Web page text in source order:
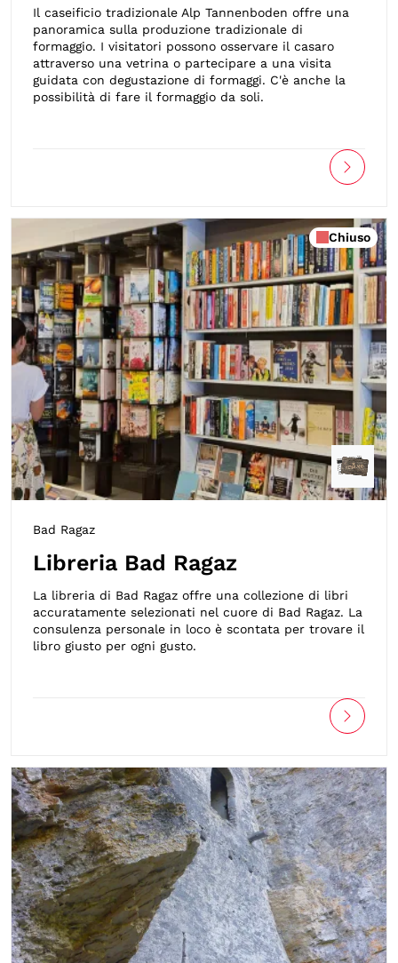
Il caseificio tradizionale Alp Tannenboden offre una
panoramica sulla produzione tradizionale di
formaggio. I visitatori possono osservare il casaro
attraverso una vetrina o partecipare a una visita
guidata con degustazione di formaggi. C'è anche la
possibilità di fare il formaggio da soli.
Chiuso
Bad Ragaz
Libreria Bad Ragaz
La libreria di Bad Ragaz offre una collezione di libri
accuratamente selezionati nel cuore di Bad Ragaz. La
consulenza personale in loco è scontata per trovare il
libro giusto per ogni gusto.